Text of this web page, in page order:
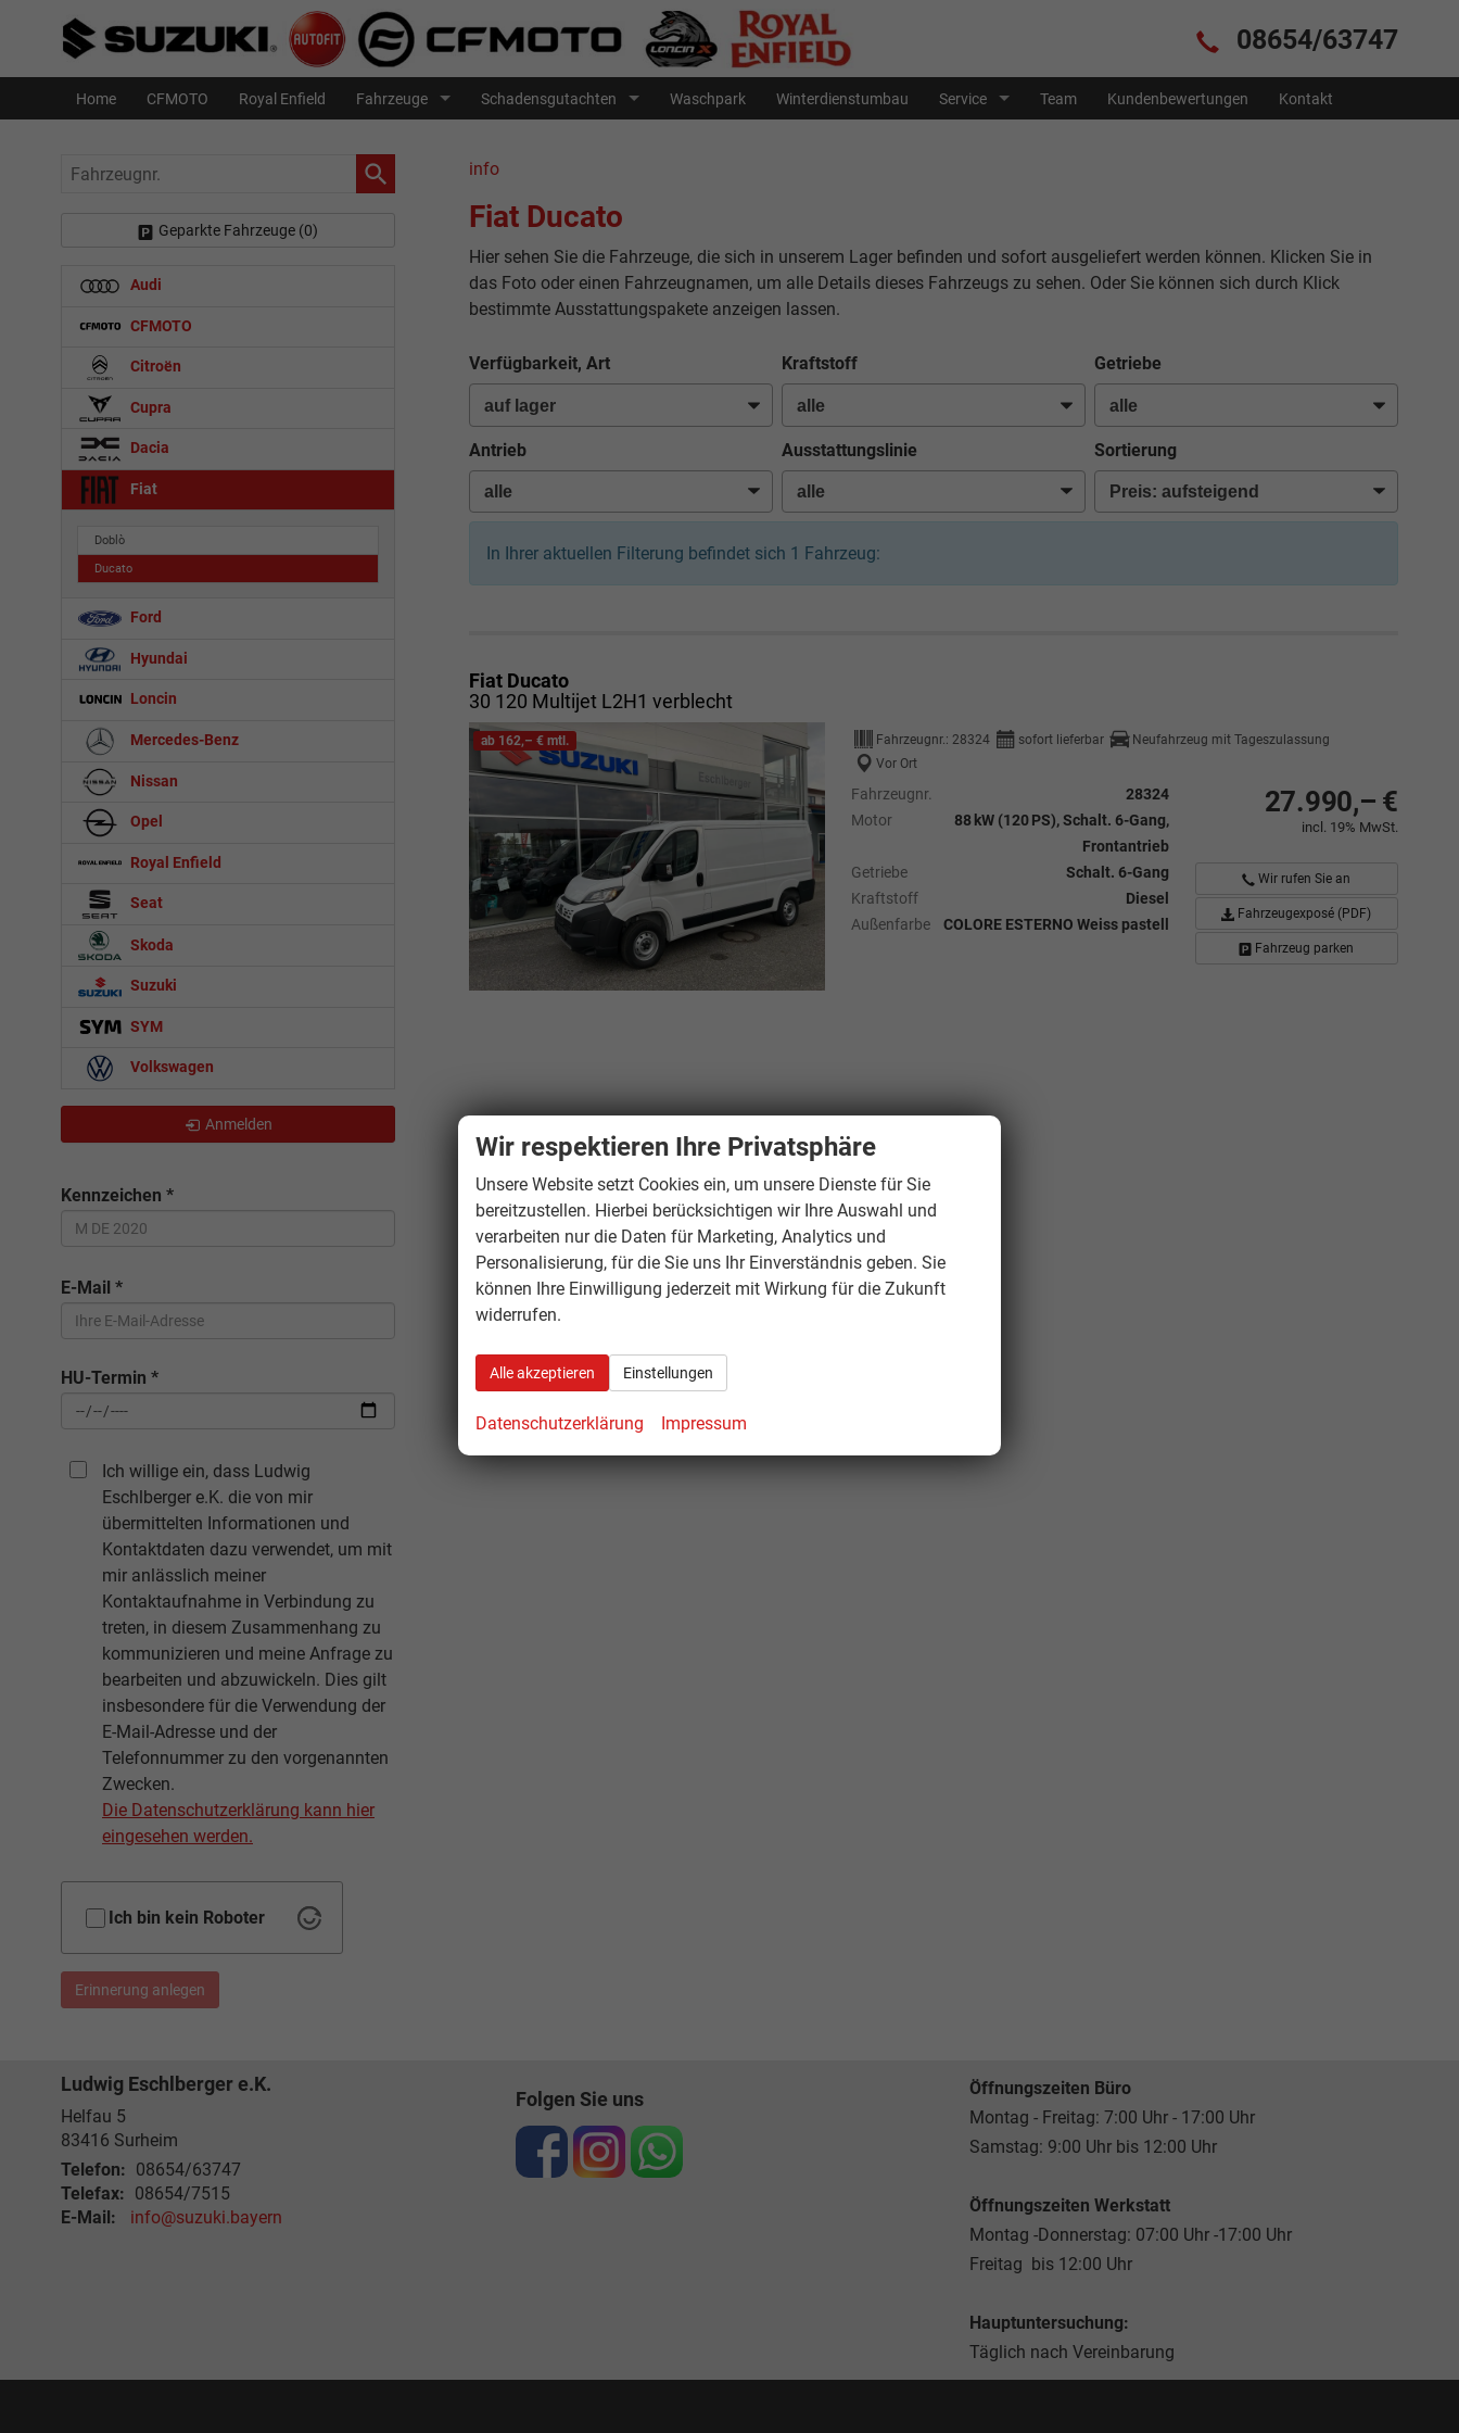
08654/63747
Home CFMOTO Royal Enfield Fahrzeuge Schadensgutachten Waschpark Winterdienstumbau Service Team Kundenbewertungen Kontakt
info
Fiat Ducato
Hier sehen Sie die Fahrzeuge, die sich in unserem Lager befinden und sofort ausgeliefert werden können. Klicken Sie in
das Foto oder einen Fahrzeugnamen, um alle Details dieses Fahrzeugs zu sehen. Oder Sie können sich durch Klick
bestimmte Ausstattungspakete anzeigen lassen.
Verfügbarkeit, Art Kraftstoff Getriebe
Antrieb Ausstattungslinie Sortierung
In Ihrer aktuellen Filterung befindet sich 1 Fahrzeug:
Fiat Ducato
30 120 Multijet L2H1 verblecht
Fahrzeugnr.: 28324 sofort lieferbar
Neufahrzeug mit Tageszulassung
Vor Ort
Fahrzeugnr.
28324
Motor
88 kW (120 PS), Schalt. 6-Gang,
Frontantrieb
Getriebe
Schalt. 6-Gang
Kraftstoff
Diesel
Außenfarbe
COLORE ESTERNO Weiss pastell
ab 162,– € mtl.
27.990,– €
incl. 19% MwSt.
Wir rufen Sie an
Fahrzeugexposé (PDF)
Fahrzeug parken
Fahrzeugnr.
Geparkte Fahrzeuge (0)
Audi
CFMOTO
Citroën
Cupra
Dacia
Fiat
Doblò
Ducato
Ford
Hyundai
Loncin
Mercedes-Benz
Nissan
Opel
Royal Enfield
Seat
Skoda
Suzuki
SYM
Volkswagen
Anmelden
Kennzeichen *
E-Mail *
HU-Termin *
Ich willige ein, dass Ludwig
Eschlberger e.K. die von mir
übermittelten Informationen und
Kontaktdaten dazu verwendet, um mit
mir anlässlich meiner
Kontaktaufnahme in Verbindung zu
treten, in diesem Zusammenhang zu
kommunizieren und meine Anfrage zu
bearbeiten und abzuwickeln. Dies gilt
insbesondere für die Verwendung der
E-Mail-Adresse und der
Telefonnummer zu den vorgenannten
Zwecken.
Die Datenschutzerklärung kann hier
eingesehen werden.
Ich bin kein Roboter
Erinnerung anlegen
Ludwig Eschlberger e.K.
Helfau 5
83416 Surheim
Telefon: 08654/63747
Telefax: 08654/7515
E-Mail:
info@suzuki.bayern
Folgen Sie uns
Öffnungszeiten Büro
Montag - Freitag: 7:00 Uhr - 17:00 Uhr
Samstag: 9:00 Uhr bis 12:00 Uhr
Öffnungszeiten Werkstatt
Montag -Donnerstag: 07:00 Uhr -17:00 Uhr
Freitag bis 12:00 Uhr
Hauptuntersuchung:
Täglich nach Vereinbarung
Wir respektieren Ihre Privatsphäre
Unsere Website setzt Cookies ein, um unsere Dienste für Sie
bereitzustellen. Hierbei berücksichtigen wir Ihre Auswahl und
verarbeiten nur die Daten für Marketing, Analytics und
Personalisierung, für die Sie uns Ihr Einverständnis geben. Sie
können Ihre Einwilligung jederzeit mit Wirkung für die Zukunft
widerrufen.
Alle akzeptieren Einstellungen
Datenschutzerklärung Impressum